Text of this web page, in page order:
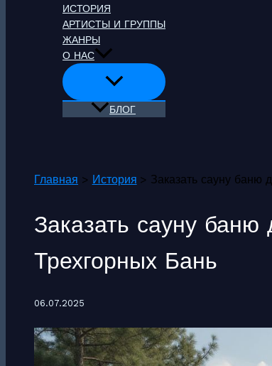
ИСТОРИЯ
АРТИСТЫ И ГРУППЫ
ЖАНРЫ
О НАС
БЛОГ
Главная История Заказать сауну баню
Заказать сауну
Трехгорных Бань
06.07.2025